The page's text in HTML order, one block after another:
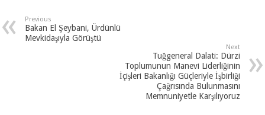
Previous
Bakan El Şeybani, Ürdünlü
Mevkidaşıyla Görüştü
Next
Tuğgeneral Dalati: Dürzi
Toplumunun Manevi Liderliğinin
İçişleri Bakanlığı Güçleriyle İşbirliği
Çağrısında Bulunmasını
Memnuniyetle Karşılıyoruz